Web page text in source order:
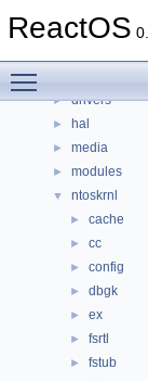
ReactOS
► base
► drivers
► hal
► media
► modules
▼ ntoskrnl
► cache
► cc
► config
► dbgk
► ex
► fsrtl
► fstub